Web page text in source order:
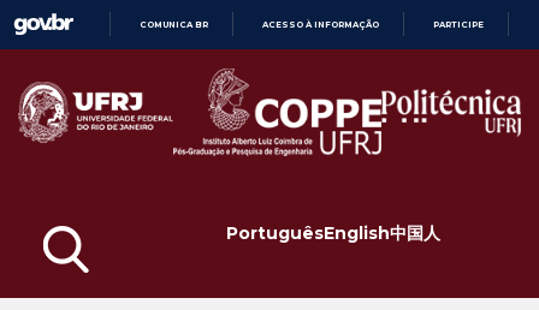
CONTEÚDO
COMUNICA BR ACESSO À INFORMAÇÃO PARTICIPE
PortuguêsEnglish中国人